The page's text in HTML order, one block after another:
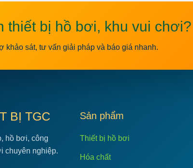
thiết bị hồ bơi, khu vui chơi?
khảo sát, tư vấn giải pháp và báo giá nhanh.
BỊ TGC
hồ bơi, công
chuyên nghiệp.
Sản phẩm
Thiết bị hồ bơi
Hóa chất